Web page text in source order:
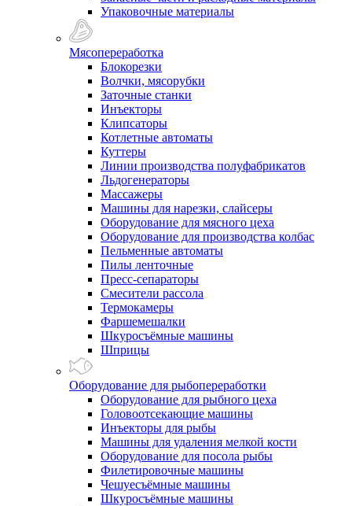
Упаковочные материалы
Мясопереработка
Блокорезки
Волчки, мясорубки
Заточные станки
Инъекторы
Клипсаторы
Котлетные автоматы
Куттеры
Линии производства полуфабрикатов
Льдогенераторы
Массажеры
Машины для нарезки, слайсеры
Оборудование для мясного цеха
Оборудование для производства колбас
Пельменные автоматы
Пилы ленточные
Пресс-сепараторы
Смесители рассола
Термокамеры
Фаршемешалки
Шкуросъёмные машины
Шприцы
Оборудование для рыбопереработки
Оборудование для рыбного цеха
Головоотсекающие машины
Инъекторы для рыбы
Машины для удаления мелкой кости
Оборудование для посола рыбы
Филетировочные машины
Чешуесъёмные машины
Шкуросъёмные машины